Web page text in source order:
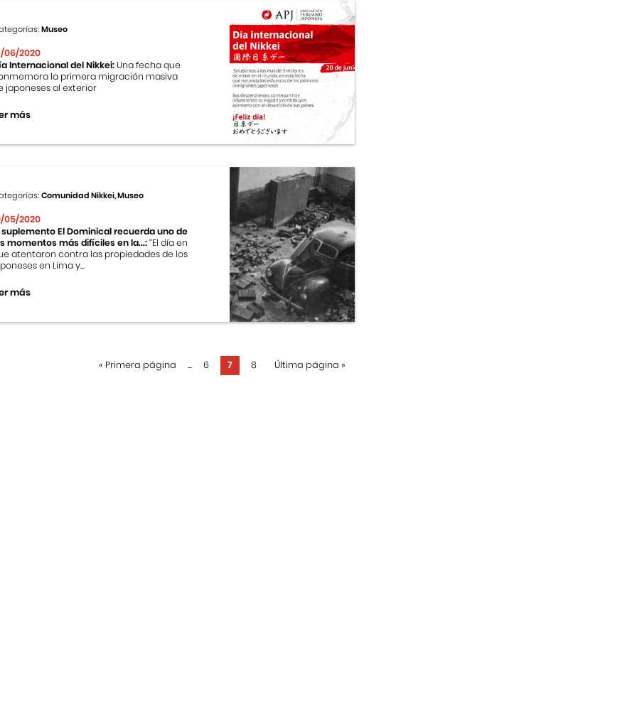
Museo
06/2020
Internacional del Nikkei:Una fecha que
la primera migración masiva
japoneses al exterior
más
Comunidad Nikkei, Museo
05/2020
suplemento El Dominical recuerda uno de
momentos más difíciles en la...:“El día en
atentaron contra las propiedades de los
en Lima y...
más
« Primera página ... 6 7 8 Última página »